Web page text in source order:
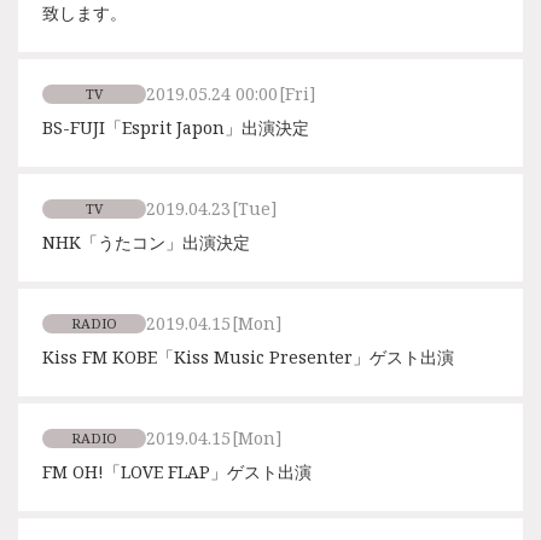
致します。
TV 2019.05.24 00:00[Fri]
BS-FUJI「Esprit Japon」出演決定
TV 2019.04.23[Tue]
NHK「うたコン」出演決定
RADIO 2019.04.15[Mon]
Kiss FM KOBE「Kiss Music Presenter」ゲスト出演
RADIO 2019.04.15[Mon]
FM OH!「LOVE FLAP」ゲスト出演